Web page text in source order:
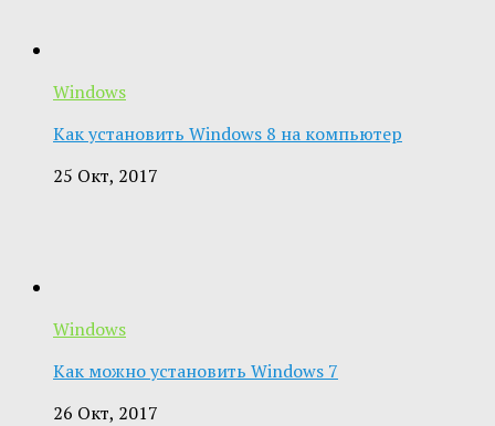
Windows
Как установить Windows 8 на компьютер
25 Окт, 2017
Windows
Как можно установить Windows 7
26 Окт, 2017